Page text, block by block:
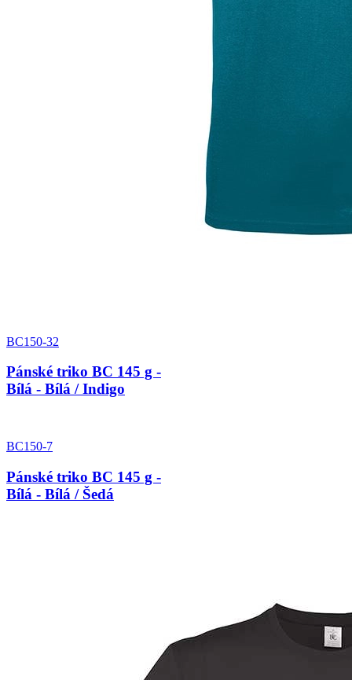
BC150-32
Pánské triko BC 145 g -
Bílá - Bílá / Indigo
BC150-7
Pánské triko BC 145 g -
Bílá - Bílá / Šedá